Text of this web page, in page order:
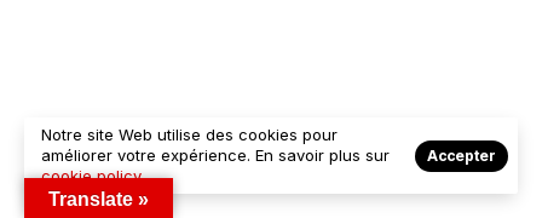
Translate »
Notre site Web utilise des cookies pour
améliorer votre expérience. En savoir plus sur
cookie policy
Accepter